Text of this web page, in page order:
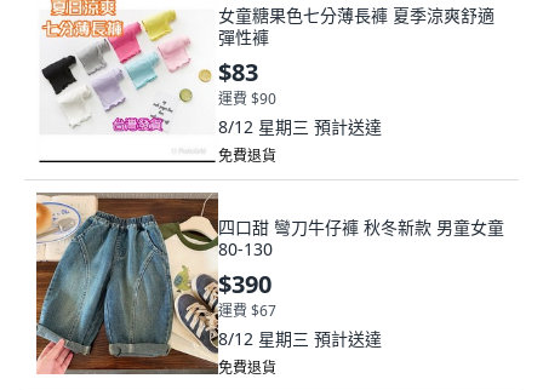
女童糖果色七分薄長褲 夏季涼爽舒適
彈性褲
$83
運費 $90
8/12 星期三 預計送達
免費退貨
四口甜 彎刀牛仔褲 秋冬新款 男童女童
80-130
$390
運費 $67
8/12 星期三 預計送達
免費退貨